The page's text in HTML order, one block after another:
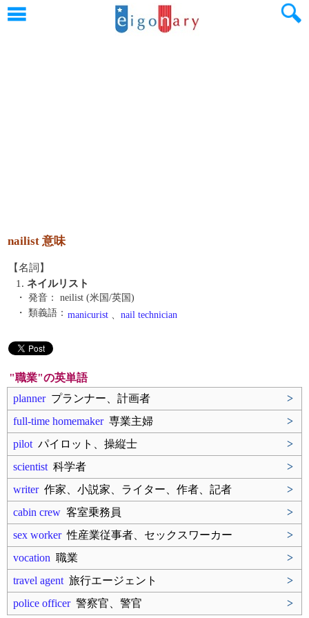
nailist 意味
【名詞】
1. ネイルリスト
・ 発音：
neilist (米国/英国)
・ 類義語： manicurist 、 nail technician
"職業"の英単語
plannerプランナー、計画者
>
full‐time homemaker専業主婦
>
pilot パイロット、操縦士
>
scientist 科学者
>
writer作家、小説家、ライター、作者、記者
>
cabin crew 客室乗務員
>
sex worker性産業従事者、セックスワーカー
>
vocation 職業
>
travel agent 旅行エージェント
>
police officer警察官、警官 >